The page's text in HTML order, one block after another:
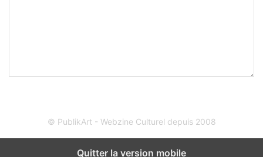
© PublikArt - Webzine Culturel depuis 2008
Quitter la version mobile